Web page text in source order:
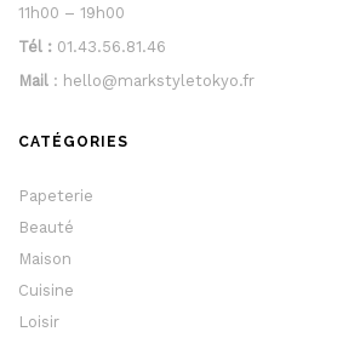
11h00 – 19h00
Tél : 01.43.56.81.46
Mail : hello@markstyletokyo.fr
CATÉGORIES
Papeterie
Beauté
Maison
Cuisine
Loisir